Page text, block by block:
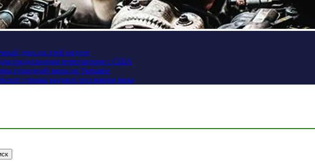
день на этой неделе
продолжения переговоров с США
гарантией мира на Украине
страны выдают россиянам визы